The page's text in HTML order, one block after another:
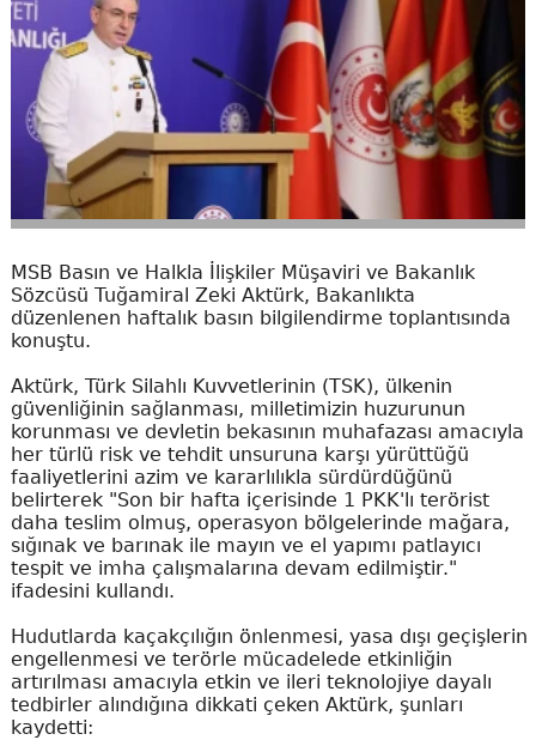
MSB Basın ve Halkla İlişkiler Müşaviri ve Bakanlık
Sözcüsü Tuğamiral Zeki Aktürk, Bakanlıkta
düzenlenen haftalık basın bilgilendirme toplantısında
konuştu.
Aktürk, Türk Silahlı Kuvvetlerinin (TSK), ülkenin
güvenliğinin sağlanması, milletimizin huzurunun
korunması ve devletin bekasının muhafazası amacıyla
her türlü risk ve tehdit unsuruna karşı yürüttüğü
faaliyetlerini azim ve kararlılıkla sürdürdüğünü
belirterek "Son bir hafta içerisinde 1 PKK'lı terörist
daha teslim olmuş, operasyon bölgelerinde mağara,
sığınak ve barınak ile mayın ve el yapımı patlayıcı
tespit ve imha çalışmalarına devam edilmiştir."
ifadesini kullandı.
Hudutlarda kaçakçılığın önlenmesi, yasa dışı geçişlerin
engellenmesi ve terörle mücadelede etkinliğin
artırılması amacıyla etkin ve ileri teknolojiye dayalı
tedbirler alındığına dikkati çeken Aktürk, şunları
kaydetti: